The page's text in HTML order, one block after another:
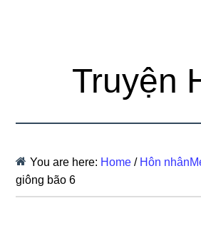
Truyện
You are here: Home / Hôn
giông bão 6